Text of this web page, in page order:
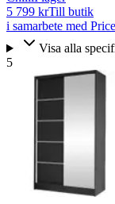
5 799 krTill butik
i samarbete med
Visa alla
5